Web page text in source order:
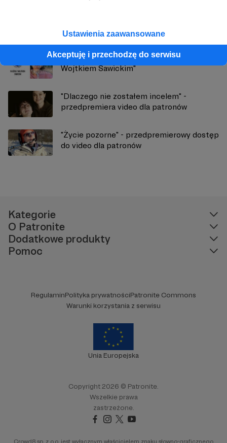
Ustawienia zaawansowane
Akceptuję i przechodzę do serwisu
Prapremiera drugiego odcinka "W łóżku z
Wojtkiem Sawickim"
"Dlaczego nie zostałem incelem" -
przedpremiera video dla patronów
"Życie pozorne" - przedpremierowy dostęp
do video dla patronów
Kategorie
O Patronite
Dodatkowe produkty
Pomoc
RegulaminPolityka prywatnościPatronite Commons
Warunki korzystania z serwisu
Unia Europejska
Copyright 2026 © Patronite.
Wszelkie prawa
zastrzeżone.
Crowd8 sp. z o.o. jest wyłącznym właścicielem znaku słowno-graficznego